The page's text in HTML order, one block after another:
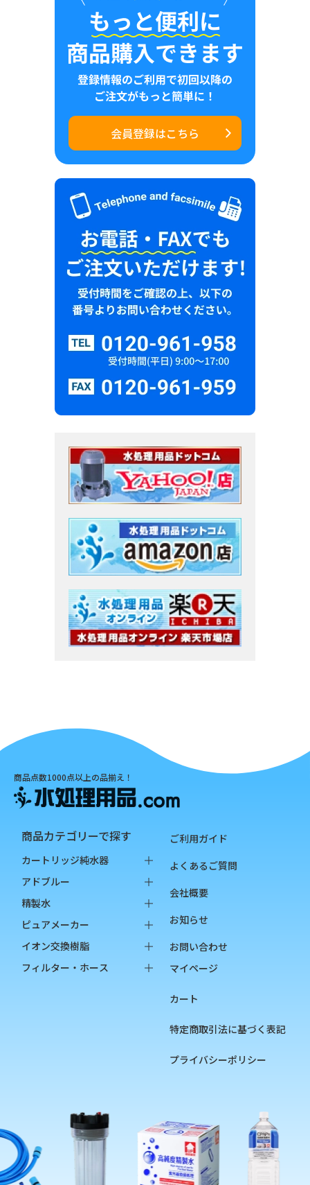
会員登録はこちら
商品点数1000点以上の品揃え！
商品カテゴリーで探す
カートリッジ純水器
純水器本体
オプション品
消耗品
アドブルー
バッグインボックス
ペットボトル
精製水
バッグインボックス
ペットボトル
オプション品
ピュアメーカー
本体
カートリッジ
イオン交換樹脂
純水用イオン交換樹脂
フィルター・ホース
硬度指示薬
ご利用ガイド
よくあるご質問
会社概要
お知らせ
お問い合わせ
マイページ
カート
特定商取引法に基づく表記
プライバシーポリシー